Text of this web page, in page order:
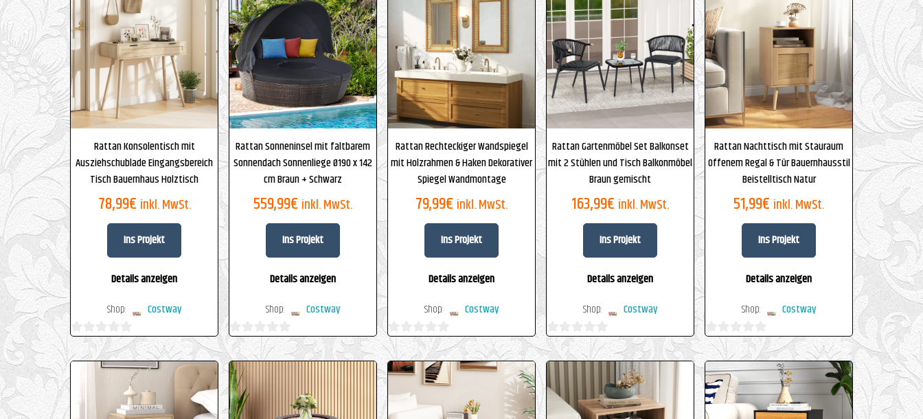
Rattan Konsolentisch mit
Ausziehschublade Eingangsbereich
Tisch Bauernhaus Holztisch
78,99€ inkl. MwSt.
Ins Projekt
Details anzeigen
Shop:
Costway
von
Rattan Sonneninsel mit faltbarem
Sonnendach Sonnenliege Ø190 x 142
cm Braun + Schwarz
559,99€ inkl. MwSt.
Ins Projekt
Details anzeigen
Shop:
Costway
0
von
5
Rattan Rechteckiger Wandspiegel
mit Holzrahmen & Haken Dekorativer
Spiegel Wandmontage
79,99€ inkl. MwSt.
Ins Projekt
Details anzeigen
Shop:
Costway
0
von
5
Rattan Gartenmöbel Set Balkonset
mit 2 Stühlen und Tisch Balkonmöbel
Braun gemischt
163,99€ inkl. MwSt.
Ins Projekt
Details anzeigen
Shop:
Costway
von
5
Rattan Nachttisch mit Stauraum
Offenem Regal & Tür Bauernhausstil
Beistelltisch Natur
51,99€ inkl. MwSt.
Ins Projekt
Details anzeigen
Shop:
Costway
von
5